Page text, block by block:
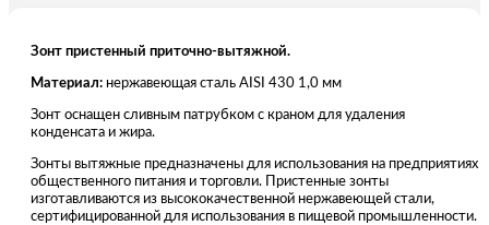
Зонт пристенный приточно-вытяжной.
Материал: нержавеющая сталь AISI 430 1,0 мм
Зонт оснащен сливным патрубком с краном для удаления
конденсата и жира.
Зонты вытяжные предназначены для использования на предприятиях
общественного питания и торговли. Пристенные зонты
изготавливаются из высококачественной нержавеющей стали,
сертифицированной для использования в пищевой промышленности.